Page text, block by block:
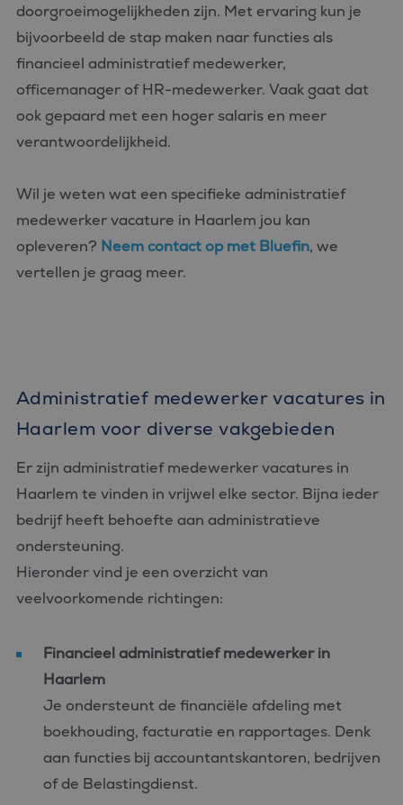
doorgroeimogelijkheden zijn. Met ervaring kun je
bijvoorbeeld de stap maken naar functies als
financieel administratief medewerker,
officemanager of HR-medewerker. Vaak gaat dat
ook gepaard met een hoger salaris en meer
verantwoordelijkheid.
Wil je weten wat een specifieke administratief
medewerker vacature in Haarlem jou kan
opleveren? Neem contact op met Bluefin, we
vertellen je graag meer.
Administratief medewerker vacatures in
Haarlem voor diverse vakgebieden
Er zijn administratief medewerker vacatures in
Haarlem te vinden in vrijwel elke sector. Bijna ieder
bedrijf heeft behoefte aan administratieve
ondersteuning.
Hieronder vind je een overzicht van
veelvoorkomende richtingen:
Financieel administratief medewerker in
Haarlem
Je ondersteunt de financiële afdeling met
boekhouding, facturatie en rapportages. Denk
aan functies bij accountantskantoren, bedrijven
of de Belastingdienst.